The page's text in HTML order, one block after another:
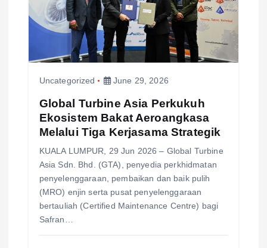
Uncategorized June 29, 2026
Global Turbine Asia Perkukuh
Ekosistem Bakat Aeroangkasa
Melalui Tiga Kerjasama Strategik
KUALA LUMPUR, 29 Jun 2026 – Global Turbine
Asia Sdn. Bhd. (GTA), penyedia perkhidmatan
penyelenggaraan, pembaikan dan baik pulih
(MRO) enjin serta pusat penyelenggaraan
bertauliah (Certified Maintenance Centre) bagi
Safran…